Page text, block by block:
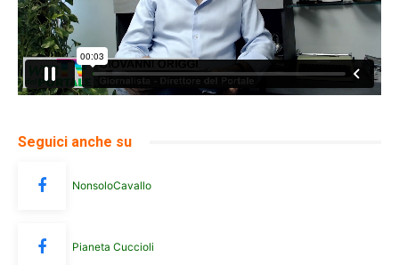
Seguici anche su
NonsoloCavallo
Pianeta Cuccioli